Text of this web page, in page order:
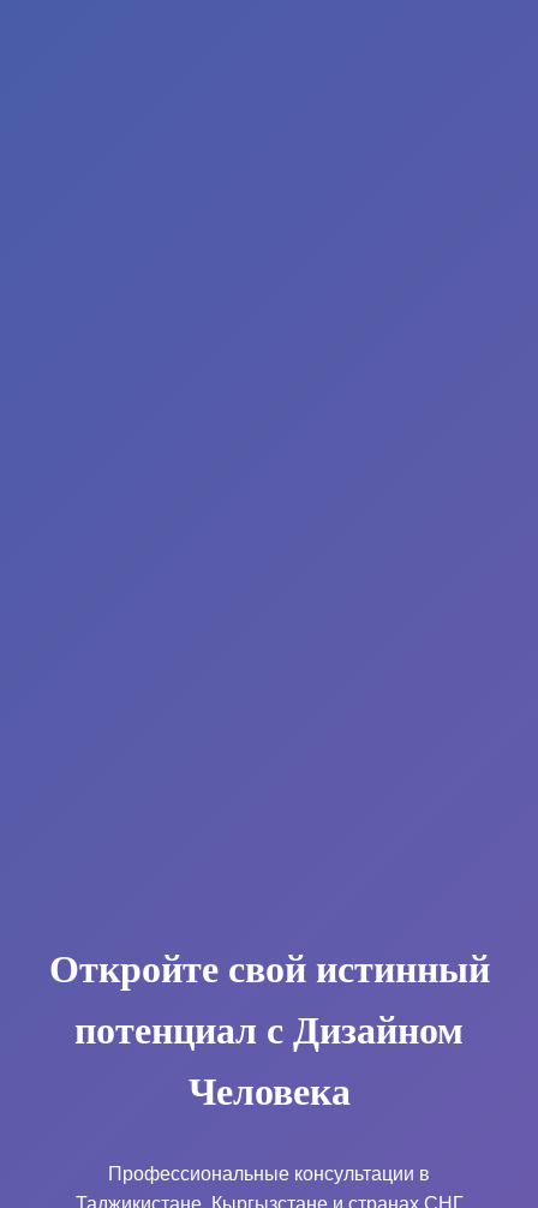
Откройте свой истинный
потенциал с Дизайном
Человека
Профессиональные консультации в
Таджикистане, Кыргызстане и странах СНГ